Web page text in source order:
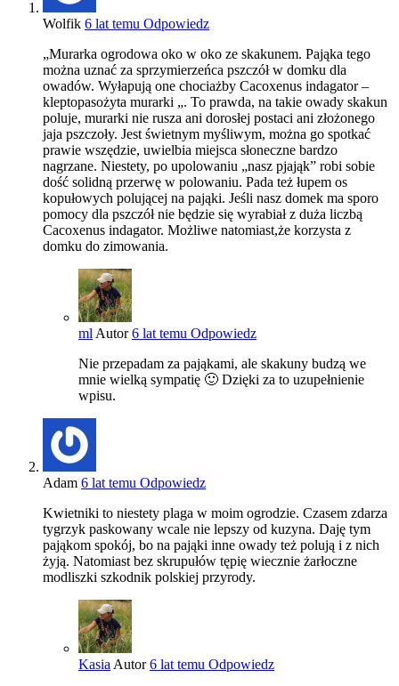
Wolfik 6 lat temu Odpowiedz
„Murarka ogrodowa oko w oko ze skakunem. Pająka tego
można uznać za sprzymierzeńca pszczół w domku dla
owadów. Wyłapują one chociażby Cacoxenus indagator –
kleptopasożyta murarki „. To prawda, na takie owady skakun
poluje, murarki nie rusza ani dorosłej postaci ani złożonego
jaja pszczoły. Jest świetnym myśliwym, można go spotkać
prawie wszędzie, uwielbia miejsca słoneczne bardzo
nagrzane. Niestety, po upolowaniu „nasz pjająk” robi sobie
dość solidną przerwę w polowaniu. Pada też łupem os
kopułowych polującej na pająki. Jeśli nasz domek ma sporo
pomocy dla pszczół nie będzie się wyrabiał z duża liczbą
Cacoxenus indagator. Możliwe natomiast,że korzysta z
domku do zimowania.
mlAutor 6 lat temu Odpowiedz
Nie przepadam za pająkami, ale skakuny budzą we
mnie wielką sympatię 🙂 Dzięki za to uzupełnienie
wpisu.
Adam 6 lat temu Odpowiedz
Kwietniki to niestety plaga w moim ogrodzie. Czasem zdarza
tygrzyk paskowany wcale nie lepszy od kuzyna. Daję tym
pająkom spokój, bo na pająki inne owady też polują i z nich
żyją. Natomiast bez skrupułów tępię wiecznie żarłoczne
modliszki szkodnik polskiej przyrody.
KasiaAutor 6 lat temu Odpowiedz